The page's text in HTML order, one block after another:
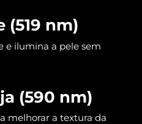
(519 nm)
e ilumina a pele sem
(590 nm)
melhorar a textura da
Entrega prevista
Entrega prevista
Entrega prevista 10/8/26